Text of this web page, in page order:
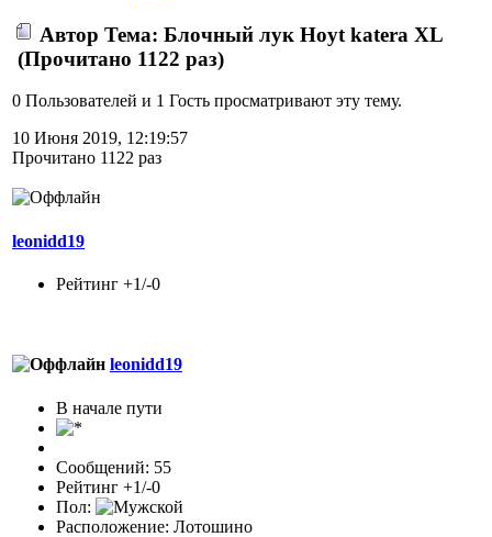
Автор Тема: Блочный лук Hoyt katera XL
(Прочитано 1122 раз)
0 Пользователей и 1 Гость просматривают эту тему.
10 Июня 2019, 12:19:57
Прочитано 1122 раз
leonidd19
Рейтинг +1/-0
leonidd19
В начале пути
Сообщений: 55
Рейтинг +1/-0
Пол:
Расположение: Лотошино